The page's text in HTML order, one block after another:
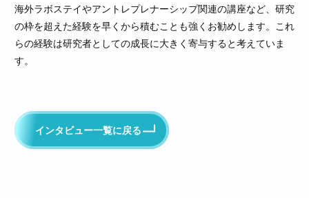
海外ラボステイやアントレプレナーシップ関連の講座など、研究
の枠を超えた経験を早くから積むことも強くお勧めします。これ
らの経験は研究者としての成長に大きく寄与すると考えていま
す。
インタビュー一覧に戻る